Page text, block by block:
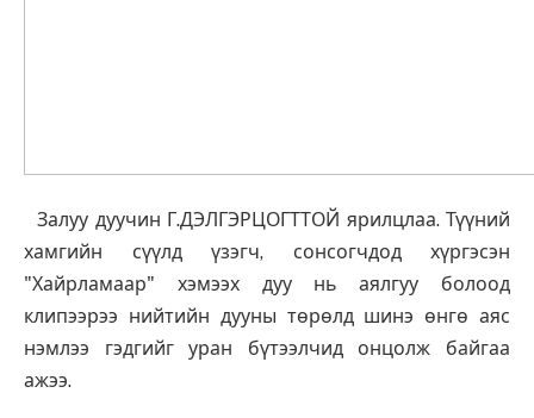
Залуу дуучин Г.ДЭЛГЭРЦОГТТОЙ ярилцлаа. Түүний
хамгийн сүүлд үзэгч, сонсогчдод хүргэсэн
"Хайрламаар" хэмээх дуу нь аялгуу болоод
клипээрээ нийтийн дууны төрөлд шинэ өнгө аяс
нэмлээ гэдгийг уран бүтээлчид онцолж байгаа
ажээ.